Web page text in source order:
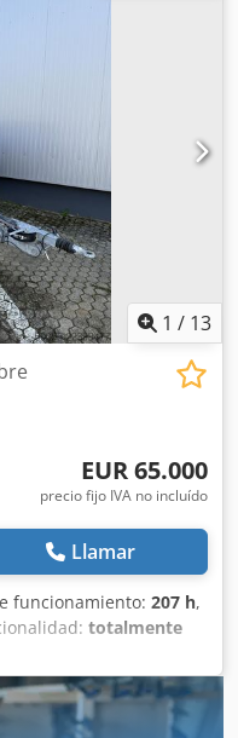
1 / 13
EUR 65.000
precio fijo IVA no incluído
Llamar
funcionamiento: 207 h,
totalmente
55 bares, caudal: 3-
l, peso: 2450 kg, con
Abjznwtzo Aorf